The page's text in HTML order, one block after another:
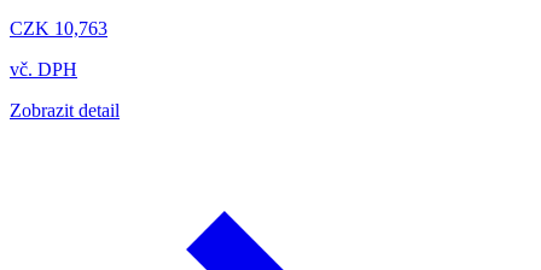
CZK 10,763
vč. DPH
Zobrazit detail